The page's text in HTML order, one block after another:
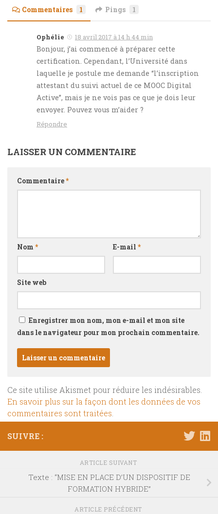
Commentaires 1 Pings 1
Ophélie 18 avril 2017 à 14 h 44 min
Bonjour, j’ai commencé à préparer cette
certification. Cependant, l’Université dans
laquelle je postule me demande “l’inscription
attestant du suivi actuel de ce MOOC Digital
Active”, mais je ne vois pas ce que je dois leur
envoyer. Pouvez vous m’aider ?
Répondre
LAISSER UN COMMENTAIRE
Commentaire*
Nom * E-mail *
Site web
Enregistrer mon nom, mon e-mail et mon site
dans le navigateur pour mon prochain commentaire.
Ce site utilise Akismet pour réduire les indésirables.
En savoir plus sur la façon dont les données de vos
commentaires sont traitées
SUIVRE :
ARTICLE SUIVANT
Texte : “MISE EN PLACE D’UN DISPOSITIF DE
FORMATION HYBRIDE”
ARTICLE PRÉCÉDENT